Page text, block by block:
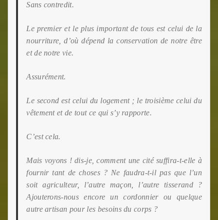
Sans contredit.
Le premier et le plus important de tous est celui de la
nourriture, d’où dépend la conservation de notre être
et de notre vie.
Assurément.
Le second est celui du logement ; le troisième celui du
vêtement et de tout ce qui s’y rapporte.
C’est cela.
Mais voyons ! dis-je, comment une cité suffira-t-elle à
fournir tant de choses ? Ne faudra-t-il pas que l’un
soit agriculteur, l’autre maçon, l’autre tisserand ?
Ajouterons-nous encore un cordonnier ou quelque
autre artisan pour les besoins du corps ?